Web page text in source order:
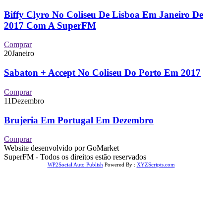
Biffy Clyro No Coliseu De Lisboa Em Janeiro De
2017 Com A SuperFM
Comprar
20Janeiro
Sabaton + Accept No Coliseu Do Porto Em 2017
Comprar
11Dezembro
Brujeria Em Portugal Em Dezembro
Comprar
Website desenvolvido por GoMarket
SuperFM - Todos os direitos estão reservados
WP2Social Auto Publish Powered By : XYZScripts.com